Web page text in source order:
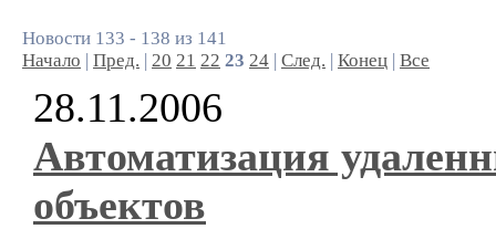
Новости 133 - 138 из 141
Начало | Пред. | 20 21 22 23 24 | След. | Конец | Все
28.11.2006
Автоматизация
объектов